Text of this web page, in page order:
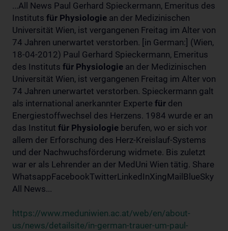
...All News Paul Gerhard Spieckermann, Emeritus des
Instituts für Physiologie an der Medizinischen
Universität Wien, ist vergangenen Freitag im Alter von
74 Jahren unerwartet verstorben. [in German:] (Wien,
18-04-2012) Paul Gerhard Spieckermann, Emeritus
des Instituts für Physiologie an der Medizinischen
Universität Wien, ist vergangenen Freitag im Alter von
74 Jahren unerwartet verstorben. Spieckermann galt
als international anerkannter Experte für den
Energiestoffwechsel des Herzens. 1984 wurde er an
das Institut für Physiologie berufen, wo er sich vor
allem der Erforschung des Herz-Kreislauf-Systems
und der Nachwuchsförderung widmete. Bis zuletzt
war er als Lehrender an der MedUni Wien tätig. Share
WhatsappFacebookTwitterLinkedInXingMailBlueSky
All News...
https://www.meduniwien.ac.at/web/en/about-
us/news/detailsite/in-german-trauer-um-paul-